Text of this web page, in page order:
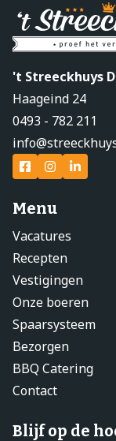
't Streeckhuys
Haageind 24
0493 - 782 211
Menu
Vacatures
Recepten
Vestigingen
Onze boeren
Spaarsysteem
Bezorgen
BBQ Catering
Contact
Blijf op de